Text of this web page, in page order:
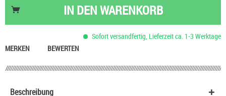
IN DENWARENKORB
Sofort versandfertig, Lieferzeit ca. 1-3 Werktage
MERKEN
BEWERTEN
Beschreibung